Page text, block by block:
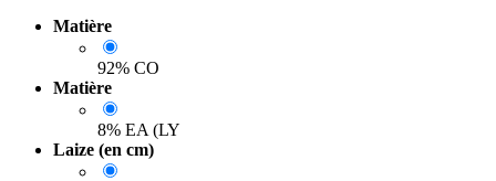
Matière
92% CO
Matière
8% EA (LY
Laize (en cm)